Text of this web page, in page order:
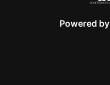
Powered by